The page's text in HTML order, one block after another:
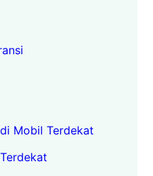
Mobil Terdekat